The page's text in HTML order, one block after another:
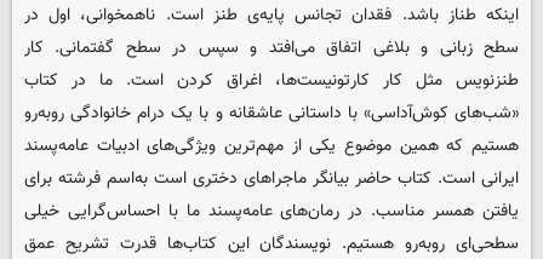
اینکه طناز باشد. فقدان تجانس پایه‌ی طنز است. ناهمخوانی، اول در
سطح زبانی و بلاغی اتفاق می‌افتد و سپس در سطح گفتمانی. کار
طنزنویس مثل کار کارتونیست‌ها، اغراق کردن است. ما در کتاب
«شب‌های کوش‌آداسی» با داستانی عاشقانه و با یک درام خانوادگی روبه‌رو
هستیم که همین موضوع یکی از مهم‌ترین ویژگی‌های ادبیات عامه‌پسند
ایرانی است. کتاب حاضر بیانگر ماجراهای دختری است به‌اسم فرشته برای
یافتن همسر مناسب. در رمان‌های عامه‌پسند ما با احساس‌گرایی خیلی
سطحی‌ای روبه‌رو هستیم. نویسندگان این کتاب‌ها قدرت تشریح عمق